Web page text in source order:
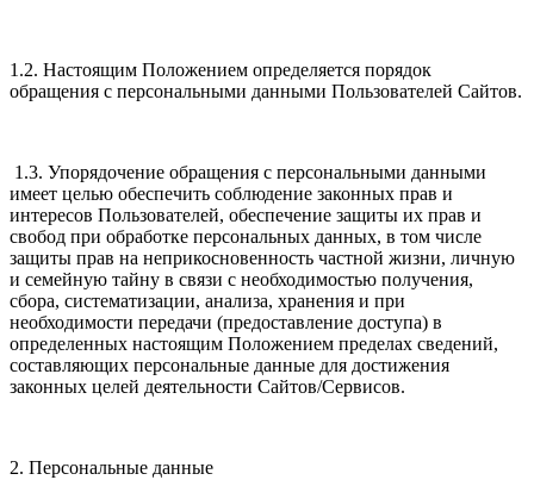
1.2. Настоящим Положением определяется порядок
обращения с персональными данными Пользователей Сайтов.
1.3. Упорядочение обращения с персональными данными
имеет целью обеспечить соблюдение законных прав и
интересов Пользователей, обеспечение защиты их прав и
свобод при обработке персональных данных, в том числе
защиты прав на неприкосновенность частной жизни, личную
и семейную тайну в связи с необходимостью получения,
сбора, систематизации, анализа, хранения и при
необходимости передачи (предоставление доступа) в
определенных настоящим Положением пределах сведений,
составляющих персональные данные для достижения
законных целей деятельности Сайтов/Сервисов.
2. Персональные данные